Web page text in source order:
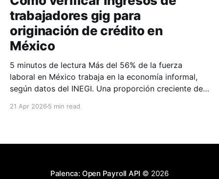
trabajadores gig para
originación de crédito en
México
5 minutos de lectura Más del 56% de la fuerza
laboral en México trabaja en la economía informal,
según datos del INEGI. Una proporción creciente de
consistente y verificable a través de plataformas gig
21 Apr 2026 5 min read
Palenca: Open Payroll API © 2026